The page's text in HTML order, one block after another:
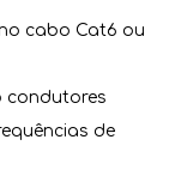
cabo Cat6 ou
condutores
de